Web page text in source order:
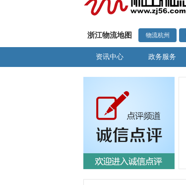
浙江物流地图 物流杭州
资讯中心 政务服务